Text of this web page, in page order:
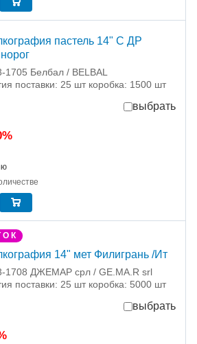
пастель 14" С ДР
1705 Белбал / BELBAL
поставки: 25 шт коробка: 1500 шт
выбрать
О К
14" мет Филигрань /Ит
1708 ДЖЕМАР срл / GE.MA.R srl
поставки: 25 шт коробка: 5000 шт
выбрать